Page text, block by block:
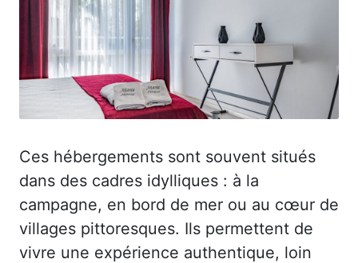
Ces hébergements sont souvent situés
dans des cadres idylliques : à la
campagne, en bord de mer ou au cœur de
villages pittoresques. Ils permettent de
vivre une expérience authentique, loin